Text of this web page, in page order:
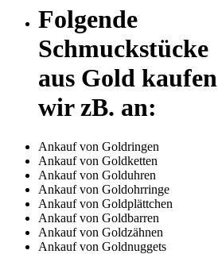
Folgende
Schmuckstücke
aus Gold kaufen
wir zB. an:
Ankauf von Goldringen
Ankauf von Goldketten
Ankauf von Golduhren
Ankauf von Goldohrringe
Ankauf von Goldplättchen
Ankauf von Goldbarren
Ankauf von Goldzähnen
Ankauf von Goldnuggets